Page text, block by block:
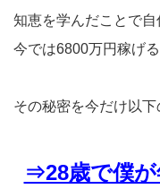
知恵を学んだことで自
今では6800万円稼げ
その秘密を今だけ以下
⇒28歳で僕が